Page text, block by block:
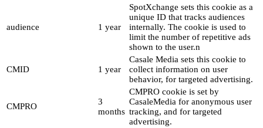
audience 1 year
SpotXchange sets this cookie as a
unique ID that tracks audiences
internally. The cookie is used to
limit the number of repetitive ads
shown to the user.n
CMID 1 year
Casale Media sets this cookie to
collect information on user
behavior, for targeted advertising.
CMPRO
3
months
CMPRO cookie is set by
CasaleMedia for anonymous user
tracking, and for targeted
advertising.